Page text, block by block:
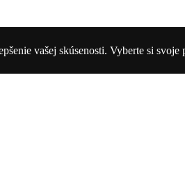
vašej skúsenosti. Vyberte si svoje